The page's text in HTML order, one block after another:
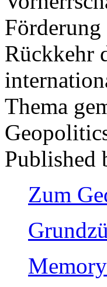
Rückkehr
Thema
Zum